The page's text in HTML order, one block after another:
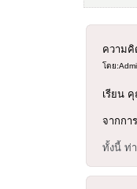
ความคิ
โดย
เรียน
จากกา
ทั้งนี้ ท่